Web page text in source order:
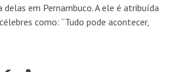
delas em Pernambuco. A ele é atribuída
como: “Tudo pode acontecer,